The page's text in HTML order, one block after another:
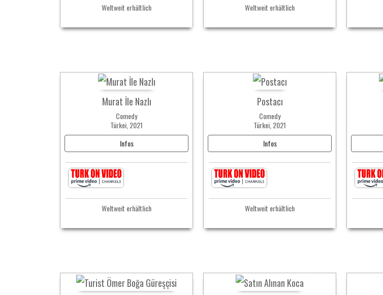
Weltweit erhältlich Weltweit erhältlich
Murat İle Nazlı
Comedy
Türkei, 2021
Infos
Weltweit erhältlich
Postacı
Comedy
Türkei, 2021
Infos
Weltweit erhältlich